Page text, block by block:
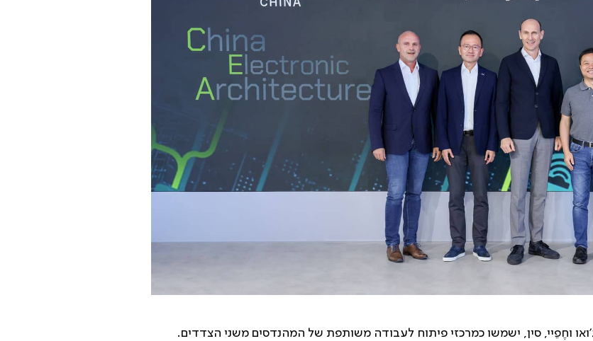
וחֶפֵיי, סין, ישמשו כמרכזי פיתוח לעבודה משותפת של המהנדסים משני הצדדים.